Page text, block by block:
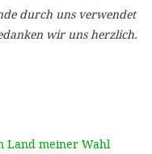
durch uns verwendet
wir uns herzlich.
Land meiner Wahl
ALLEN